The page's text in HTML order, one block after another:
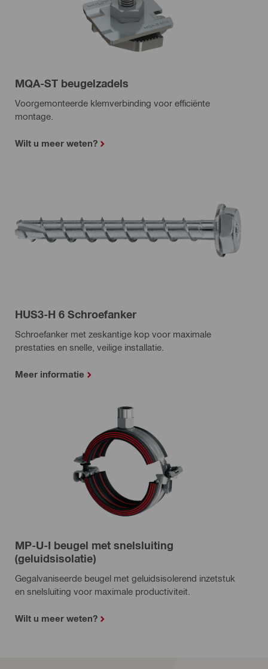
MQA-ST beugelzadels
Voorgemonteerde klemverbinding voor efficiënte
montage.
Wilt u meer weten?
HUS3-H 6 Schroefanker
Schroefanker met zeskantige kop voor maximale
prestaties en snelle, veilige installatie.
Meer informatie
MP-U-I beugel met snelsluiting
(geluidsisolatie)
Gegalvaniseerde beugel met geluidsisolerend inzetstuk
en snelsluiting voor maximale productiviteit.
Wilt u meer weten?